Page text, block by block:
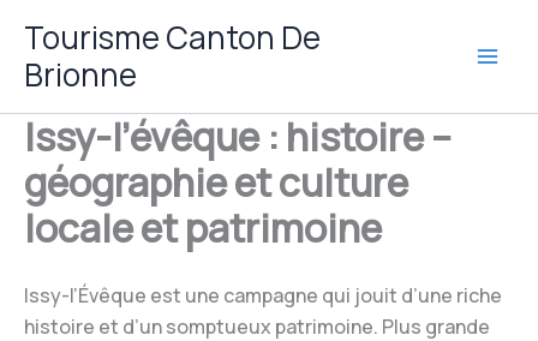
contenu
Tourisme Canton De
Brionne
Issy-l’évêque : histoire –
géographie et culture
locale et patrimoine
Issy-l’Évêque est une campagne qui jouit d’une riche
histoire et d’un somptueux patrimoine. Plus grande